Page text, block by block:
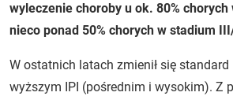
wyleczenie choroby u ok. 80%
nieco ponad 50% chorych w stadium
W ostatnich latach zmienił się
wyższym IPI (pośrednim i wysokim). Z